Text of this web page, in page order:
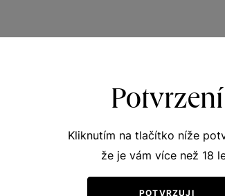
Potvrzení
Kliknutím na tlačítko níže
že je vám více než 18
POTVRZUJI